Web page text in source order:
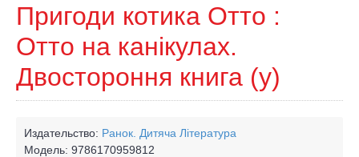
Пригоди котика Отто :
Отто на канікулах.
Двостороння книга (у)
Издательство: Ранок. Дитяча Лiтература
Модель: 9786170959812